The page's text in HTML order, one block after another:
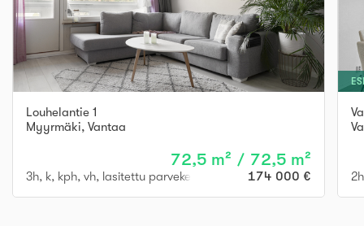
Louhelantie 1
Myyrmäki, Vantaa
72,5 m² / 72,5 m²
3h, k, kph, vh, lasitettu parveke 174 000 €